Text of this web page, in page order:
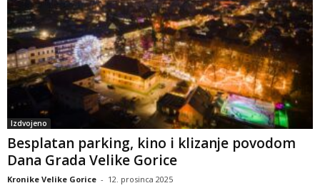
Izdvojeno
Besplatan parking, kino i klizanje povodom
Dana Grada Velike Gorice
Kronike Velike Gorice - 12. prosinca 2025